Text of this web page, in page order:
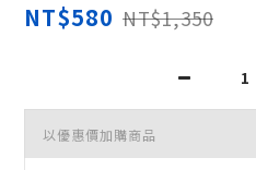
NT$580 NT$1,350
以優惠價加購商品